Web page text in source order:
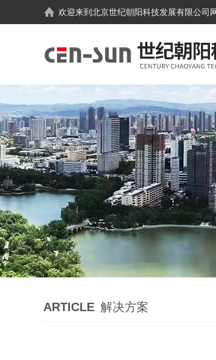
欢迎来到北京世纪朝阳科技发展有限公司
ARTICLE 解决方案